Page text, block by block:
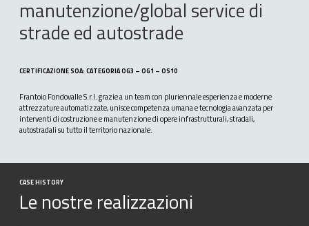
manutenzione/global servicedi
stradeed autostrade
CERTIFICAZIONE SOA: CATEGORIA OG3 – OG1 – OS10
Frantoio Fondovalle S.r.l. grazie a un team con pluriennale esperienza e moderne
attrezzature automatizzate, unisce competenza umana e tecnologia avanzata per
interventi di costruzione e manutenzione di opere infrastrutturali, stradali,
autostradali su tutto il territorio nazionale.
CASE HISTORY
Le nostre realizzazioni